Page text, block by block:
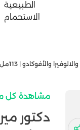
الطبيعية
الاستحمام
والأفوكادو | 113مل
مشاهدة كل
دكتور